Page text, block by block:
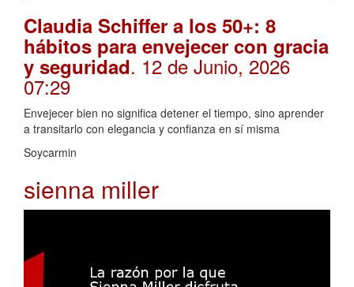
Claudia Schiffer a los 50+: 8
hábitos para envejecer con gracia
y seguridad. 12 de Junio, 2026
07:29
Envejecer bien no significa detener el tiempo, sino aprender
a transitarlo con elegancia y confianza en sí misma
Soycarmin
sienna miller